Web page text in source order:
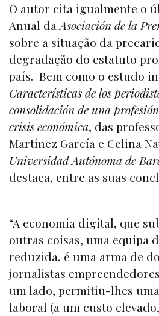
O autor cita igualmente o
Anual daAsociación de la
sobre a situação da
degradação do estatuto
país. Bem como o estudo
Características de los
consolidación de una
crisis económica, das
Martínez García e Celina
Universidad Autónoma de
destaca, entre as suas
“A economia digital, que
outras coisas, uma equipa
reduzida, é uma arma de
jornalistas
um lado, permitiu-lhes
laboral (a um custo